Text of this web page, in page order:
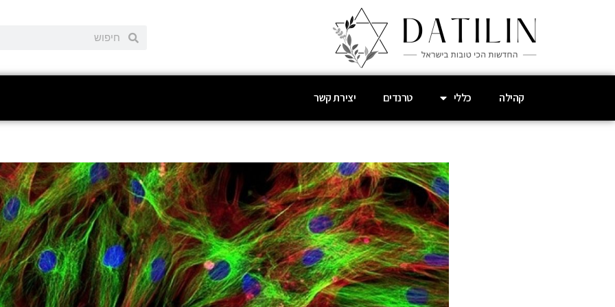
קהילה כללי טרנדים יצירת קשר